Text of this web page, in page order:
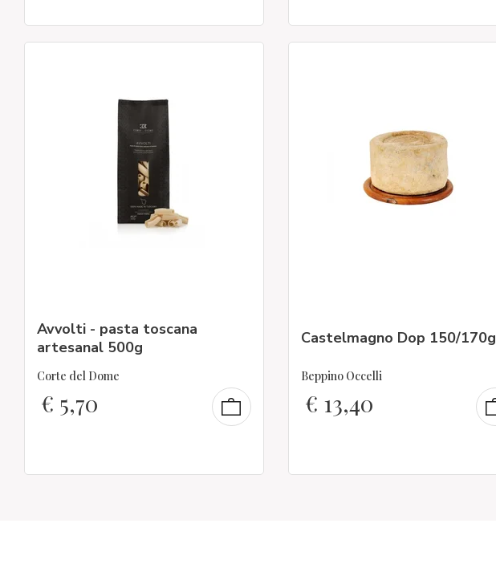
Avvolti - pasta toscana
artesanal 500g
Corte del Dome
€ 5,70
Castelmagno Dop 150/170g
Beppino Occelli
€ 13,40